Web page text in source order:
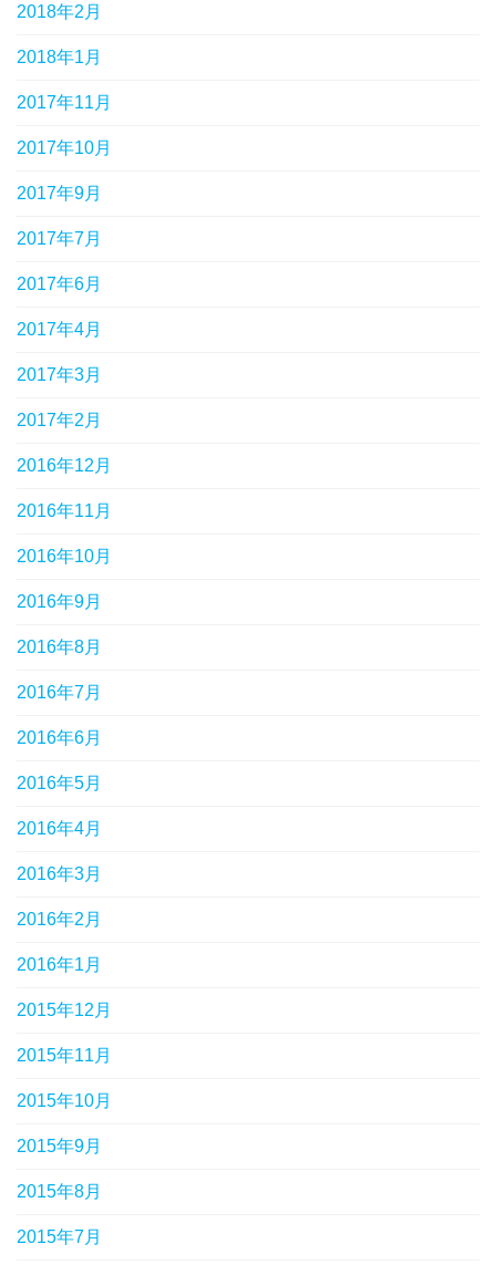
2018年2月
2018年1月
2017年11月
2017年10月
2017年9月
2017年7月
2017年6月
2017年4月
2017年3月
2017年2月
2016年12月
2016年11月
2016年10月
2016年9月
2016年8月
2016年7月
2016年6月
2016年5月
2016年4月
2016年3月
2016年2月
2016年1月
2015年12月
2015年11月
2015年10月
2015年9月
2015年8月
2015年7月